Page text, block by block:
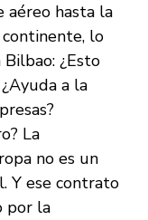
aéreo hasta la
lo
¿Esto
a la
La
no es un
Y ese contrato
por la